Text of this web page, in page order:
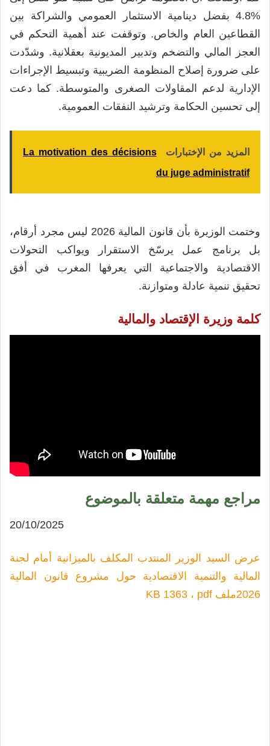
%4.8 بفضل دينامية الاستثمار العمومي والشراكة بين
القطاعين العام والخاص. وتوقفت عند أهمية التحكم في
العجز المالي والتضخم وتدبير المديونية بعقلانية. وشدّدت
على ضرورة إصلاح المنظومة الضريبية وتبسيط الإجراءات
الإدارية لدعم المقاولات الصغرى والمتوسطة. كما دعت
إلى تحسين الحكامة وترشيد النفقات العمومية.
المزيد من الإختبارات
La motivation des décisions
du juge administratif
وختمت الوزيرة بأن قانون المالية 2026 ليس مجرد أرقام،
بل برنامج عمل يرسّخ الاستقرار ويواكب التحولات
الاقتصادية والاجتماعية التي يعرفها المغرب في أفق
تحقيق تنمية عادلة ومتوازنة.
كلمة وزيرة الإقتصاد والمالية
مراجع مهمة متعلقة بالموضوع
20/10/2025
عرض السيد الوزير المنتدب المكلف بالميزانية أمام لجنة
المالية والتنمية الاقتصادية حول مشروع قانون المالية
2026ملف KB 1363 ، pdf